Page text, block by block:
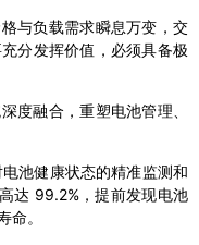
与负载需求瞬息万变，交
分发挥价值，必须具备极
度融合，重塑电池管理、
池健康状态的精准监测和
达 99.2%，提前发现电池
命。